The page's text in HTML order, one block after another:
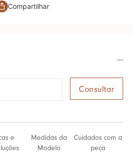
Compartilhar
e
Medidas da
Modelo
Cuidados com a
peça